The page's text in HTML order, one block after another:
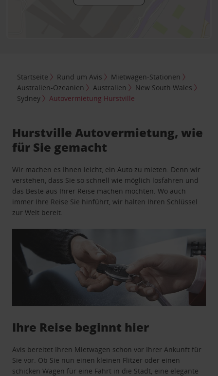
Startseite Rund um Avis
Mietwagen-Stationen
Australien-Ozeanien
Australien
New South Wales
Sydney
Autovermietung Hurstville
Hurstville Autovermietung, wie
für Sie gemacht
Wir machen es Ihnen leicht, ein Auto zu mieten. Denn wir
verstehen, dass Sie so schnell wie möglich losfahren und
das Beste aus Ihrer Reise machen möchten. Wo auch
immer Ihre Reise Sie hinführt, wir halten Ihren Schlüssel
zur Welt bereit.
Ihre Reise beginnt hier
Avis bereitet Ihren Mietwagen schon vor Ihrer Ankunft für
Sie vor. Ob Sie nun einen kleinen Flitzer oder einen
schicken Wagen für eine Fahrt in die Stadt, eine elegante